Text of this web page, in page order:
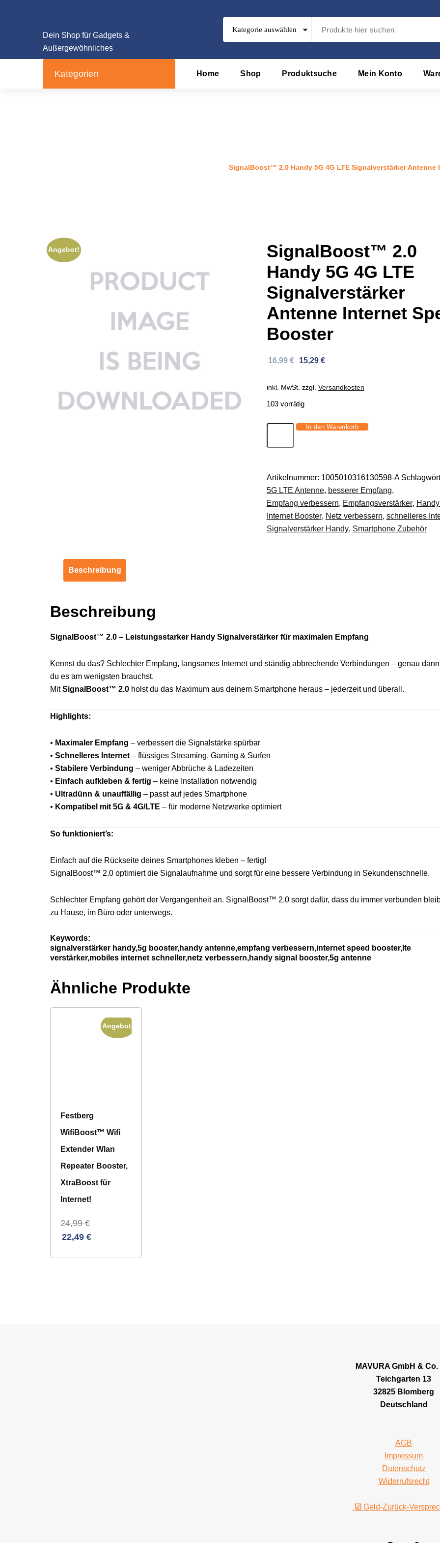
Dein Shop für Gadgets &
Außergewöhnliches
Kategorien Home Shop Produktsuche Mein Konto
SignalBoost™ 2.0 Handy 5G 4G LTE Signalverstärker Antenne
Angebot!
SignalBoost™ 2.0
Handy 5G 4G LTE
Signalverstärker
Antenne Internet
Booster
Ursprünglicher
war:
16,99 €
Aktueller
ist:
15,29 €
inkl. MwSt. zzgl. Versandkosten
103 vorrätig
SignalBoost™
4G
LTE
Signalverstärker
Antenne
Internet
In den Warenkorb
Artikelnummer: 1005010316130598-A
5G LTE Antenne, besserer Empfang,
Empfang verbessern, Empfangsverstärker,
Internet Booster, Netz verbessern, schnelleres
Signalverstärker Handy, Smartphone Zubehör
Beschreibung
Beschreibung
SignalBoost™ 2.0 – Leistungsstarker Handy Signalverstärker für maximalen Empfang
Kennst du das? Schlechter Empfang, langsames Internet und ständig abbrechende Verbindungen – genau
du es am wenigsten brauchst.
MitSignalBoost™ 2.0 holst du das Maximum aus deinem Smartphone heraus – jederzeit und überall.
Highlights:
• Maximaler Empfang – verbessert die Signalstärke spürbar
• Schnelleres Internet – flüssiges Streaming, Gaming & Surfen
• Stabilere Verbindung – weniger Abbrüche & Ladezeiten
• Einfach aufkleben & fertig – keine Installation notwendig
• Ultradünn & unauffällig – passt auf jedes Smartphone
• Kompatibel mit 5G & 4G/LTE – für moderne Netzwerke optimiert
So funktioniert’s:
Einfach auf die Rückseite deines Smartphones kleben – fertig!
SignalBoost™ 2.0 optimiert die Signalaufnahme und sorgt für eine bessere Verbindung in Sekundenschnelle.
Schlechter Empfang gehört der Vergangenheit an. SignalBoost™ 2.0 sorgt dafür, dass du immer verbunden
zu Hause, im Büro oder unterwegs.
Keywords:
signalverstärker handy,5g booster,handy antenne,empfang verbessern,internet speed booster,lte
verstärker,mobiles internet schneller,netz verbessern,handy signal booster,5g antenne
Ähnliche Produkte
Angebot!
Festberg
WifiBoost™ Wifi
Extender Wlan
Repeater Booster,
XtraBoost für
Internet!
24,99€
22,49 €
MAVURA GmbH & Co.
Teichgarten 13
32825 Blomberg
Deutschland
AGB
Impressum
Datenschutz
Widerrufsrecht
☑ Geld-Zurück-